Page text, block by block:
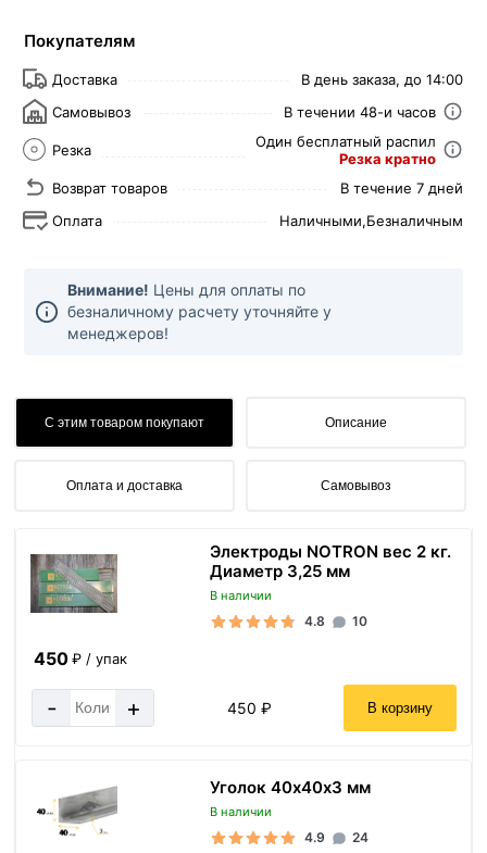
Покупателям
Доставка
В день заказа, до 14:00
Самовывоз
В течении 48-и часов
Резка
Один бесплатный распил
Резка кратно
Возврат товаров
В течение 7 дней
Оплата
Наличными,Безналичным
Внимание! Цены для оплаты по
безналичному расчету уточняйте у
менеджеров!
С этим товаром покупают Описание
Оплата и доставка Самовывоз
Электроды NOTRON вес 2 кг.
Диаметр 3,25 мм
В наличии
4.8 10
450₽ / упак
- + 450 ₽ В корзину
Уголок 40х40х3 мм
В наличии
4.9 24